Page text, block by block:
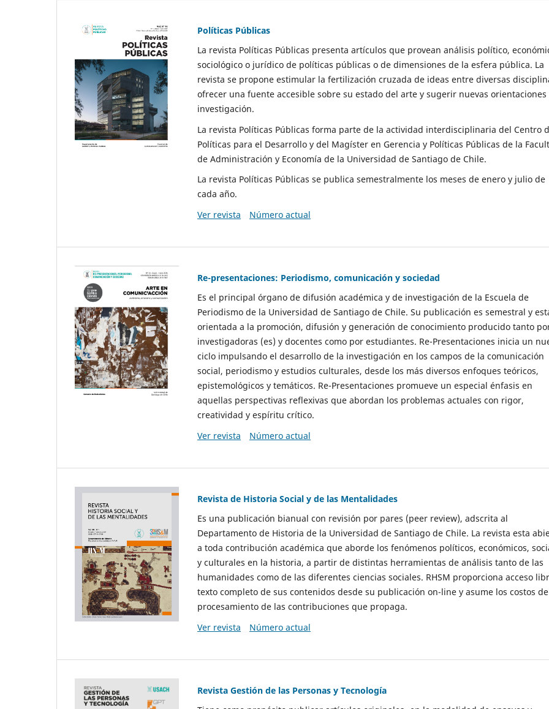
Políticas Públicas
La revista Políticas Públicas presenta artículos que provean análisis político,
sociológico o jurídico de políticas públicas o de dimensiones de la esfera pública. La
revista se propone estimular la fertilización cruzada de ideas entre diversas
ofrecer una fuente accesible sobre su estado del arte y sugerir nuevas orientaciones
investigación.
La revista Políticas Públicas forma parte de la actividad interdisciplinaria del Centro
Políticas para el Desarrollo y del Magíster en Gerencia y Políticas Públicas de la
de Administración y Economía de la Universidad de Santiago de Chile.
La revista Políticas Públicas se publica semestralmente los meses de enero y julio de
cada año.
Ver revista
Número actual
Re-presentaciones: Periodismo, comunicación y sociedad
Es el principal órgano de difusión académica y de investigación de la Escuela de
Periodismo de la Universidad de Santiago de Chile. Su publicación es semestral y
orientada a la promoción, difusión y generación de conocimiento producido tanto
investigadoras (es) y docentes como por estudiantes. Re-Presentaciones inicia un
ciclo impulsando el desarrollo de la investigación en los campos de la comunicación
social, periodismo y estudios culturales, desde los más diversos enfoques teóricos,
epistemológicos y temáticos. Re-Presentaciones promueve un especial énfasis en
aquellas perspectivas reflexivas que abordan los problemas actuales con rigor,
creatividad y espíritu crítico.
Ver revista
Número actual
Revista de Historia Social y de las Mentalidades
Es una publicación bianual con revisión por pares (peer review), adscrita al
Departamento de Historia de la Universidad de Santiago de Chile. La revista esta
a toda contribución académica que aborde los fenómenos políticos, económicos,
y culturales en la historia, a partir de distintas herramientas de análisis tanto de las
humanidades como de las diferentes ciencias sociales. RHSM proporciona acceso
texto completo de sus contenidos desde su publicación on-line y asume los costos de
procesamiento de las contribuciones que propaga.
Ver revista
Número actual
Revista Gestión de las Personas y Tecnología